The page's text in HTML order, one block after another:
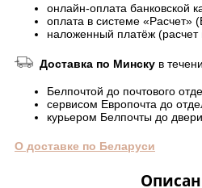
онлайн-оплата банковской
оплата в системе «Расчет»
наложенный платёж (расчет
Доставка по Минску в
Белпочтой до почтового
сервисом Европочта до
курьером Белпочты до
О доставке по Беларуси